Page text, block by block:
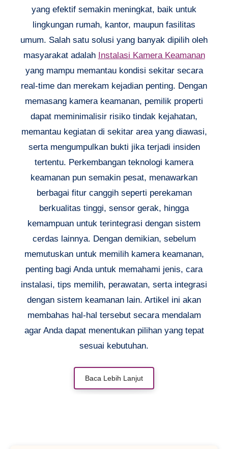
yang efektif semakin meningkat, baik untuk
lingkungan rumah, kantor, maupun fasilitas
umum. Salah satu solusi yang banyak dipilih oleh
masyarakat adalah Instalasi Kamera Keamanan
yang mampu memantau kondisi sekitar secara
real-time dan merekam kejadian penting. Dengan
memasang kamera keamanan, pemilik properti
dapat meminimalisir risiko tindak kejahatan,
memantau kegiatan di sekitar area yang diawasi,
serta mengumpulkan bukti jika terjadi insiden
tertentu. Perkembangan teknologi kamera
keamanan pun semakin pesat, menawarkan
berbagai fitur canggih seperti perekaman
berkualitas tinggi, sensor gerak, hingga
kemampuan untuk terintegrasi dengan sistem
cerdas lainnya. Dengan demikian, sebelum
memutuskan untuk memilih kamera keamanan,
penting bagi Anda untuk memahami jenis, cara
instalasi, tips memilih, perawatan, serta integrasi
dengan sistem keamanan lain. Artikel ini akan
membahas hal-hal tersebut secara mendalam
agar Anda dapat menentukan pilihan yang tepat
sesuai kebutuhan.
Baca Lebih Lanjut